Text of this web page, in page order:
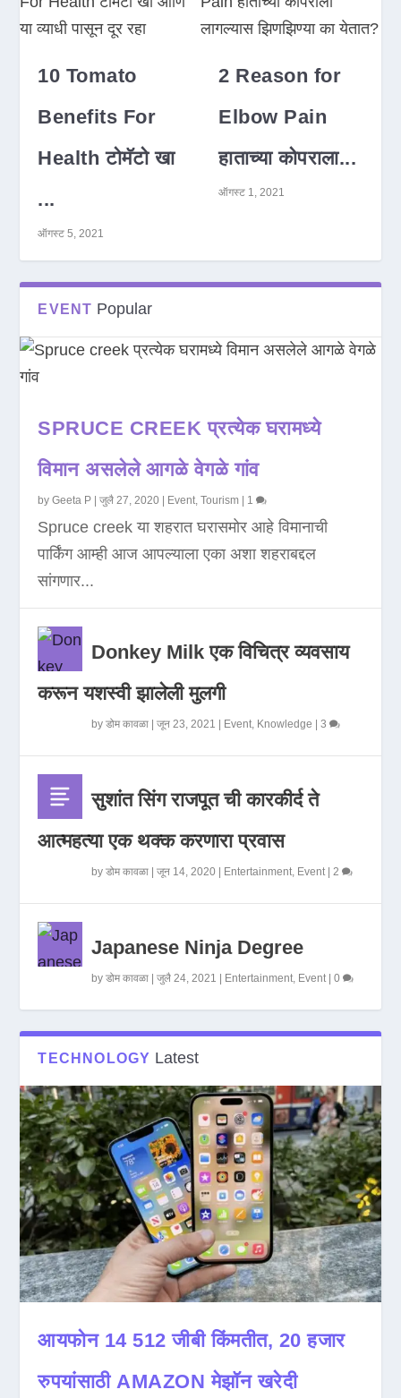
10 Tomato
Benefits For
Health टोमॅटो खा
...
ऑगस्ट 5, 2021
2 Reason for
Elbow Pain
हाताच्या कोपराला...
ऑगस्ट 1, 2021
EVENT Popular
SPRUCE CREEK प्रत्येक घरामध्ये
विमान असलेले आगळे वेगळे गांव
byGeeta P |जुलै 27, 2020 Event,Tourism 1
Spruce creek या शहरात घरासमोर आहे विमानाची
पार्किंग आम्ही आज आपल्याला एका अशा शहराबद्दल
सांगणार...
Donkey Milk एक विचित्र व्यवसाय
करून यशस्वी झालेली मुलगी
byडोम कावळा |जून 23, 2021 Event, Knowledge |3
सुशांत सिंग राजपूत ची कारकीर्द ते
आत्महत्या एक थक्क करणारा प्रवास
byडोम कावळा |जून 14, 2020 Entertainment, Event|2
Japanese Ninja Degree
byडोम कावळा |जुलै 24, 2021 Entertainment, Event|0
TECHNOLOGY Latest
आयफोन 14 512 जीबी किंमतीत, 20 हजार
रुपयांसाठी AMAZON मेझॉन खरेदी